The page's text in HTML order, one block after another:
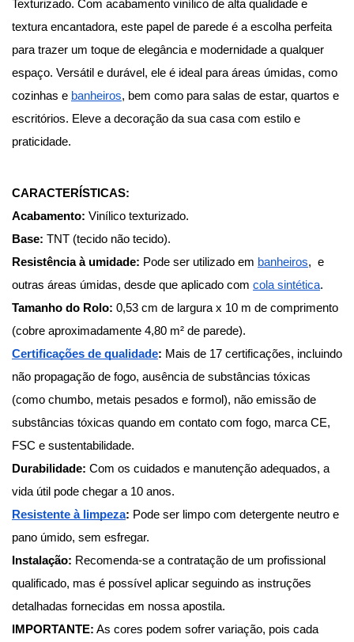
Texturizado. Com acabamento vinílico de alta qualidade e
textura encantadora, este papel de parede é a escolha perfeita
para trazer um toque de elegância e modernidade a qualquer
espaço. Versátil e durável, ele é ideal para áreas úmidas, como
cozinhas e banheiros, bem como para salas de estar, quartos e
escritórios. Eleve a decoração da sua casa com estilo e
praticidade.
CARACTERÍSTICAS:
Acabamento: Vinílico texturizado.
Base: TNT (tecido não tecido).
Resistência à umidade: Pode ser utilizado em banheiros,  e
outras áreas úmidas, desde que aplicado com cola sintética.
Tamanho do Rolo: 0,53 cm de largura x 10 m de comprimento
(cobre aproximadamente 4,80 m² de parede).
Certificações de qualidade: Mais de 17 certificações, incluindo
não propagação de fogo, ausência de substâncias tóxicas
(como chumbo, metais pesados e formol), não emissão de
substâncias tóxicas quando em contato com fogo, marca CE,
FSC e sustentabilidade.
Durabilidade: Com os cuidados e manutenção adequados, a
vida útil pode chegar a 10 anos.
Resistente à limpeza: Pode ser limpo com detergente neutro e
pano úmido, sem esfregar.
Instalação: Recomenda-se a contratação de um profissional
qualificado, mas é possível aplicar seguindo as instruções
detalhadas fornecidas em nossa apostila.
IMPORTANTE: As cores podem sofrer variação, pois cada